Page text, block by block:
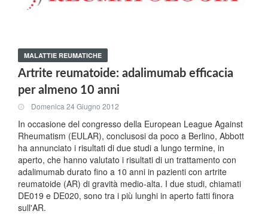
MALATTIE REUMATICHE
Artrite reumatoide: adalimumab efficacia
per almeno 10 anni
Domenica 24 Giugno 2012
In occasione del congresso della European League Against
Rheumatism (EULAR), conclusosi da poco a Berlino, Abbott
ha annunciato i risultati di due studi a lungo termine, in
aperto, che hanno valutato i risultati di un trattamento con
adalimumab durato fino a 10 anni in pazienti con artrite
reumatoide (AR) di gravità medio-alta. I due studi, chiamati
DE019 e DE020, sono tra i più lunghi in aperto fatti finora
sull'AR.